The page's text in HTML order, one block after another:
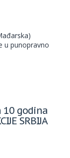
u punopravno
10 godina
SRBIJA